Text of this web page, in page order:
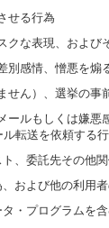
せる行為
な表現、およ
感情、憎悪を
ん）、選挙の
ルもしくは嫌
転送を依頼する
、委託先その他
および他の利用
・プログラムを